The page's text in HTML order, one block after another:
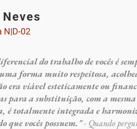
N|D-02
do trabalho de vocês é
forma muito respeitosa,
era viável esteticamente ou
para a substituição, com a
é totalmente integrada e
que vocês possuem."- Quando